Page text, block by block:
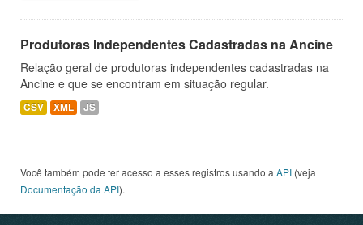
Produtoras Independentes Cadastradas na Ancine
Relação geral de produtoras independentes cadastradas na
Ancine e que se encontram em situação regular.
CSV XML JS
Você também pode ter acesso a esses registros usando a API (veja
Documentação da API).